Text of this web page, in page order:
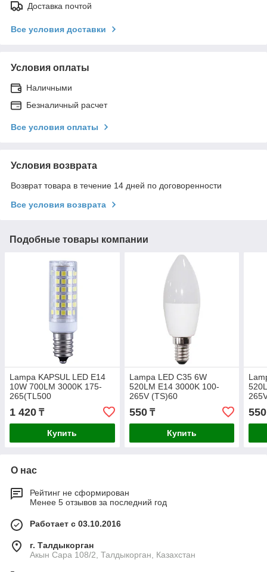
Доставка почтой
Все условия доставки
Условия оплаты
Наличными
Безналичный расчет
Все условия оплаты
Условия возврата
Возврат товара в течение 14 дней по договоренности
Все условия возврата
Подобные товары компании
Lampa KAPSUL LED E14
10W 700LM 3000K 175-
265(TL500
1 420 ₸
Купить
Lampa LED C35 6W
520LM E14 3000K 100-
265V (TS)60
550₸
Купить
550
О нас
Рейтинг не сформирован
Менее 5 отзывов за последний год
Работает с 03.10.2016
г. Талдыкорган
Акын Сара 108/2, Талдыкорган, Казахстан